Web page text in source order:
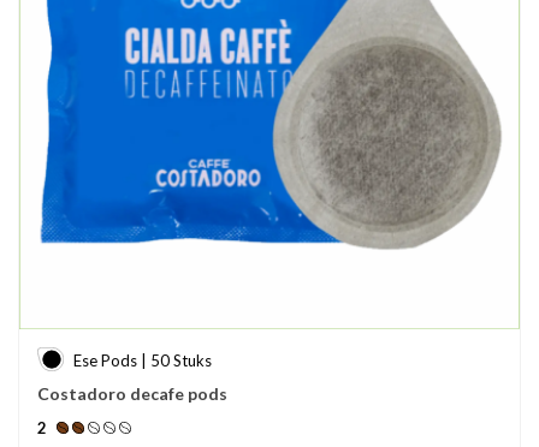
Ese Pods | 50 Stuks
Costadoro decafe pods
2